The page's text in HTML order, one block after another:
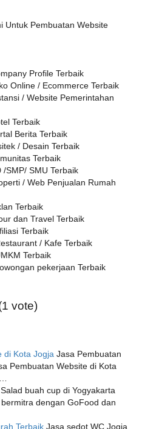
Untuk Pembuatan Website
Profile Terbaik
Online / Ecommerce Terbaik
/ Website Pemerintahan
Terbaik
Berita Terbaik
/ Desain Terbaik
Terbaik
SMP/ SMU Terbaik
/ Web Penjualan Rumah
Terbaik
dan Travel Terbaik
Terbaik
/ Kafe Terbaik
Terbaik
pekerjaan Terbaik
vote)
di Kota Jogja Jasa Pembuatan
Pembuatan Website di Kota
Salad buah cup di Yogyakarta
dengan GoFood dan
Terbaik Jasa sedot WC Jogja